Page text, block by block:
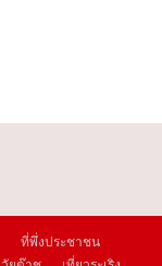
ที่พึ่งประชาชน